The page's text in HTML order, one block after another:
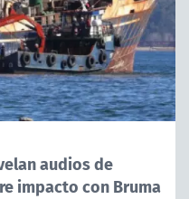
audios de
impacto con Bruma